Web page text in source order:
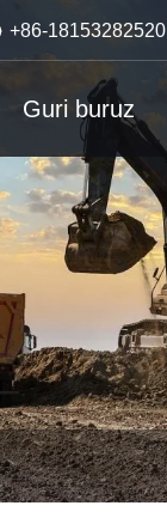
+86-18153282520
Guri buruz